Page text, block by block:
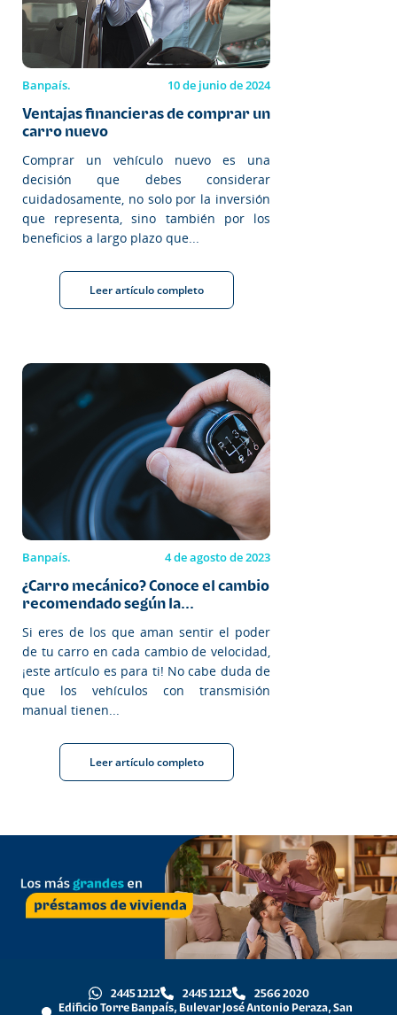
Banpaís. 10 de junio de 2024
Ventajas financieras de comprar un
carro nuevo
Comprar un vehículo nuevo es una
decisión que debes considerar
cuidadosamente, no solo por la inversión
que representa, sino también por los
beneficios a largo plazo que...
Leer artículo completo
Banpaís. 4 de agosto de 2023
¿Carro mecánico? Conoce el cambio
recomendado según la...
Si eres de los que aman sentir el poder
de tu carro en cada cambio de velocidad,
¡este artículo es para ti! No cabe duda de
que los vehículos con transmisión
manual tienen...
Leer artículo completo
2445 1212 2445 1212
2566 2020
Edificio Torre Banpaís, Bulevar José Antonio Peraza, San